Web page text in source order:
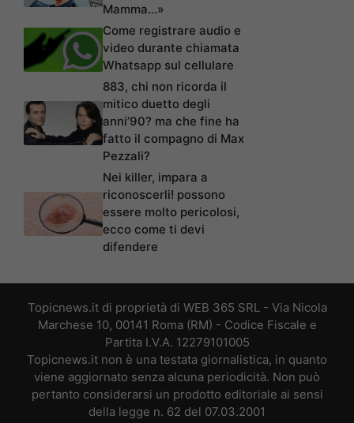
Mamma…»
Come registrare audio e
video durante chiamata
Whatsapp sul cellulare
883, chi non ricorda il
mitico duetto degli
anni’90? ma che fine ha
fatto il compagno di Max
Pezzali?
Nei killer, impara a
riconoscerli! possono
essere molto pericolosi,
ecco come ti devi
difendere
Topicnews.it di proprietà di WEB 365 SRL - Via Nicola
Marchese 10, 00141 Roma (RM) - Codice Fiscale e
Partita I.V.A. 12279101005
Topicnews.it non è una testata giornalistica, in quanto
viene aggiornato senza alcuna periodicità. Non può
pertanto considerarsi un prodotto editoriale ai sensi
della legge n. 62 del 07.03.2001